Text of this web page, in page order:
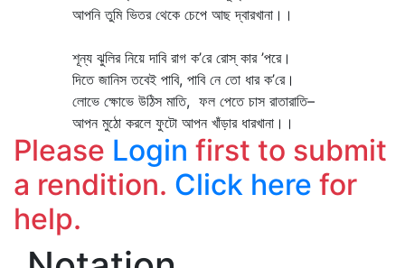
আপনি তুমি ভিতর থেকে চেপে আছ দ্বারখানা।।
শূন্য ঝুলির নিয়ে দাবি রাগ ক’রে রোস্‌ কার ’পরে।
দিতে জানিস তবেই পাবি, পাবি নে তো ধার ক’রে।
লোভে ক্ষোভে উঠিস মাতি, ফল পেতে চাস রাতারাতি–
আপন মুঠো করলে ফুটো আপন খাঁড়ার ধারখানা।।
Please Login first to submit
a rendition. Click here for
help.